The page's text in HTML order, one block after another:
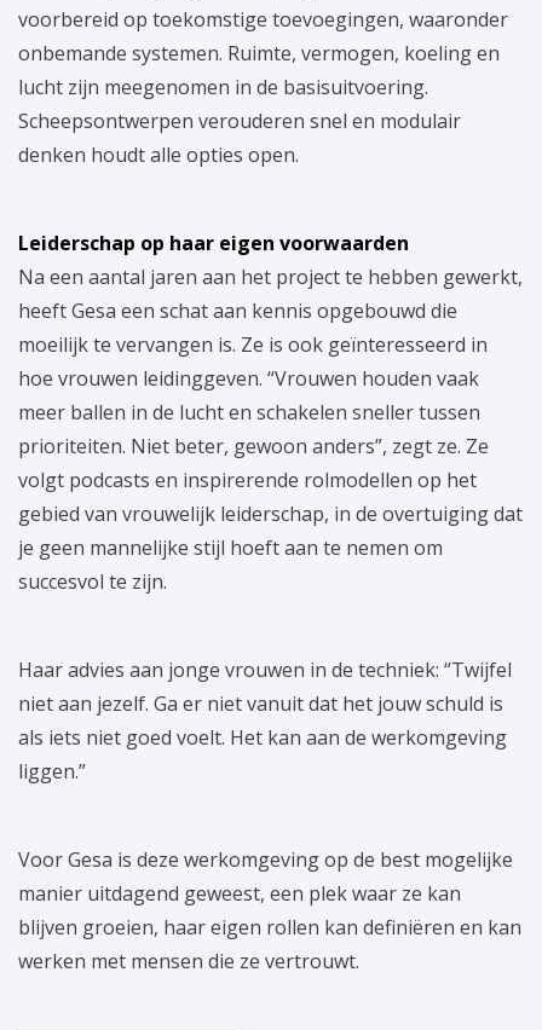
voorbereid op toekomstige toevoegingen, waaronder
onbemande systemen. Ruimte, vermogen, koeling en
lucht zijn meegenomen in de basisuitvoering.
Scheepsontwerpen verouderen snel en modulair
denken houdt alle opties open.
Leiderschap op haar eigen voorwaarden
Na een aantal jaren aan het project te hebben gewerkt,
heeft Gesa een schat aan kennis opgebouwd die
moeilijk te vervangen is. Ze is ook geïnteresseerd in
hoe vrouwen leidinggeven. “Vrouwen houden vaak
meer ballen in de lucht en schakelen sneller tussen
prioriteiten. Niet beter, gewoon anders”, zegt ze. Ze
volgt podcasts en inspirerende rolmodellen op het
gebied van vrouwelijk leiderschap, in de overtuiging dat
je geen mannelijke stijl hoeft aan te nemen om
succesvol te zijn.
Haar advies aan jonge vrouwen in de techniek: “Twijfel
niet aan jezelf. Ga er niet vanuit dat het jouw schuld is
als iets niet goed voelt. Het kan aan de werkomgeving
liggen.”
Voor Gesa is deze werkomgeving op de best mogelijke
manier uitdagend geweest, een plek waar ze kan
blijven groeien, haar eigen rollen kan definiëren en kan
werken met mensen die ze vertrouwt.